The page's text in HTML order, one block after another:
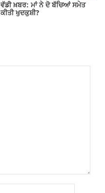
ਵੱਡੀ ਖ਼ਬਰ: ਮਾਂ ਨੇ ਦੋ ਬੱਚਿਆਂ ਸਮੇਤ
ਕੀਤੀ ਖੁਦਕੁਸ਼ੀ?